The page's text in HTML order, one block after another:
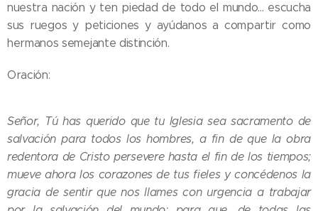
nuestra nación y ten piedad de todo el mundo... escucha
sus ruegos y peticiones y ayúdanos a compartir como
hermanos semejante distinción.
Oración:
Señor, Tú has querido que tu Iglesia sea sacramento de
salvación para todos los hombres, a fin de que la obra
redentora de Cristo persevere hasta el fin de los tiempos;
mueve ahora los corazones de tus fieles y concédenos la
gracia de sentir que nos llames con urgencia a trabajar